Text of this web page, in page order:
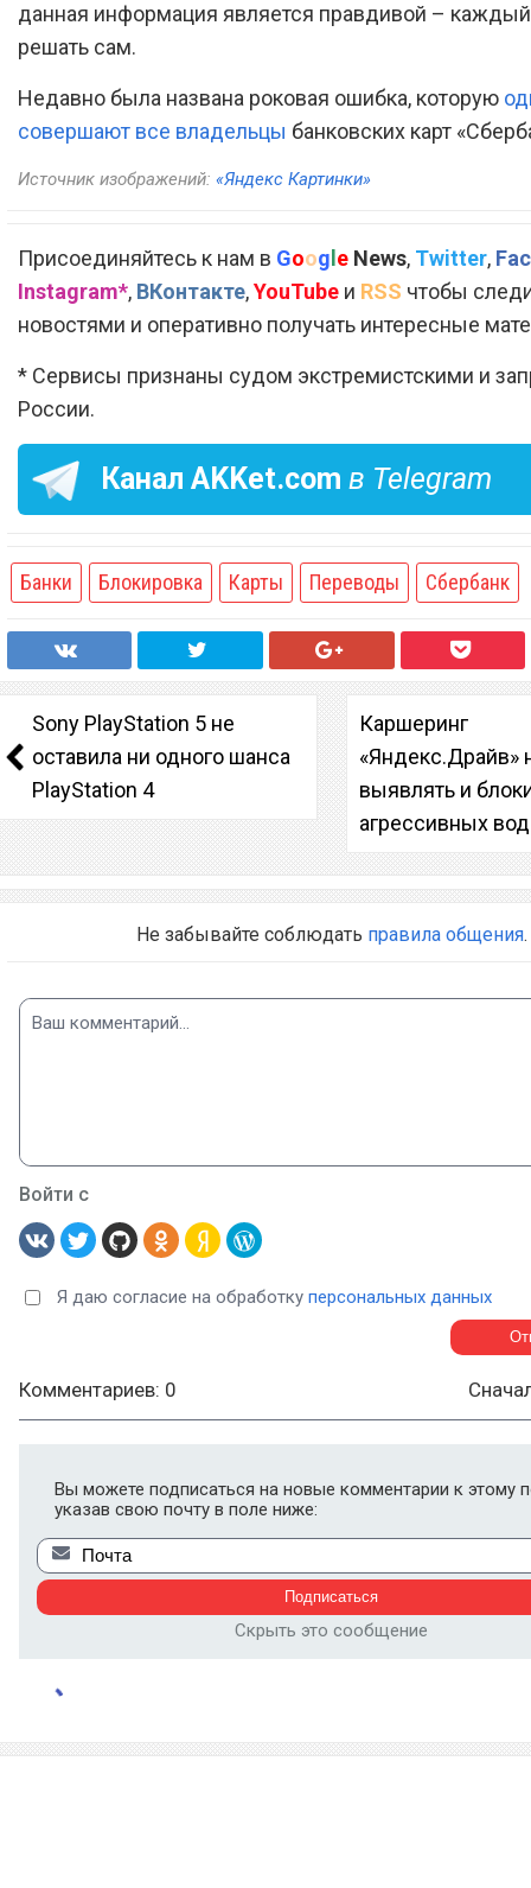
данная информация является правдивой –
решать сам.
Недавно была названа роковая ошибка, которую
совершают все владельцы банковских карт
Источник изображений: «Яндекс Картинки»
Присоединяйтесь к нам в Google News, Twitter,
Instagram*, ВКонтакте,YouTube и RSS чтобы
новостями и оперативно получать интересные
* Сервисы признаны судом экстремистскими и
России.
Канал AKKet.com в Telegram
Банки Блокировка Карты Переводы Сбербанк
Sony PlayStation 5 не
оставила ни одного шанса
PlayStation 4
Каршеринг
«Яндекс.Драйв»
выявлять и
агрессивных
Не забывайте соблюдать правила общения.
Войти с
Я даю согласие на обработку персональных данных
Комментариев: 0
Вы можете подписаться на новые комментарии к этому
указав свою почту в поле ниже:
Скрыть это сообщение